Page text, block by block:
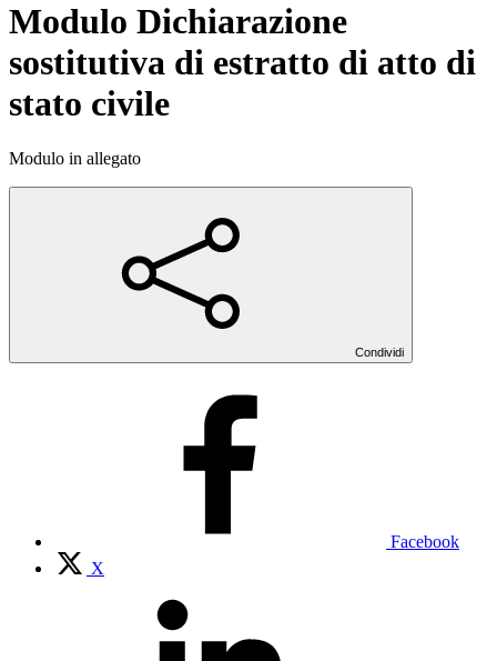
Modulo Dichiarazione
sostitutiva di estratto di atto di
stato civile
Modulo in allegato
Condividi
Facebook
X